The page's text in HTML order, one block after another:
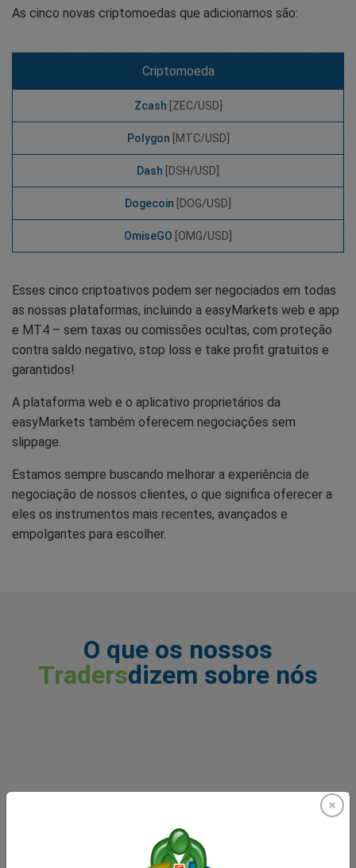
As cinco novas criptomoedas que adicionamos são:
Criptomoeda
Zcash [ZEC/USD]
Polygon [MTC/USD]
Dash [DSH/USD]
Dogecoin [DOG/USD]
OmiseGO [OMG/USD]
Esses cinco criptoativos podem ser negociados em todas
as nossas plataformas, incluindo a easyMarkets web e app
e MT4 – sem taxas ou comissões ocultas, com proteção
contra saldo negativo, stop loss e take profit gratuitos e
garantidos!
A plataforma web e o aplicativo proprietários da
easyMarkets também oferecem negociações sem
slippage.
Estamos sempre buscando melhorar a experiência de
negociação de nossos clientes, o que significa oferecer a
eles os instrumentos mais recentes, avançados e
empolgantes para escolher.
O que os nossos
Tradersdizem sobre nós